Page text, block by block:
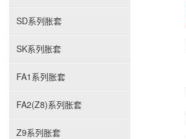
SD系列胀套
SK系列胀套
FA1系列胀套
FA2(Z8)系列胀套
Z9系列胀套